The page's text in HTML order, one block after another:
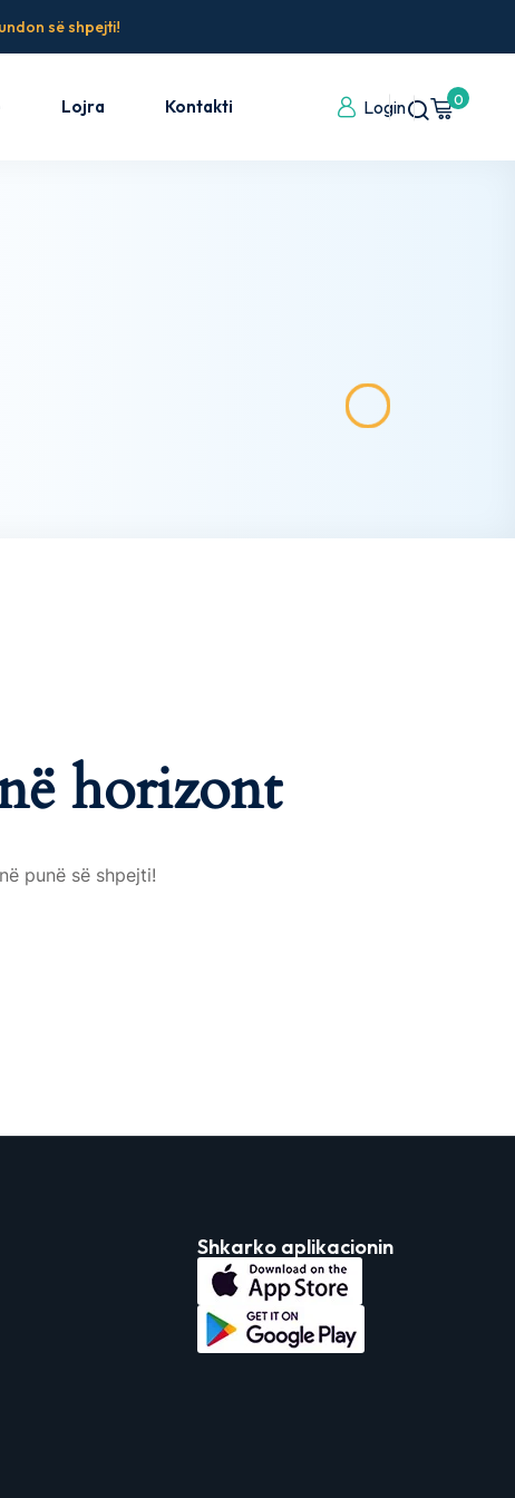
së shpejti!
Lojra Kontakti Login 0
horizont
punë së shpejti!
Shkarko aplikacionin